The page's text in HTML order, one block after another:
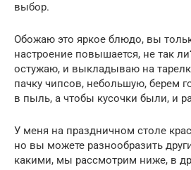
выбор.
Обожаю это яркое блюдо, вы
настроение повышается, не так
остужаю, и выкладываю на
пачку чипсов, небольшую, берем
в пыль, а чтобы кусочки были, и
У меня на праздничном столе
но вы можете разнообразить
какими, мы рассмотрим ниже, в